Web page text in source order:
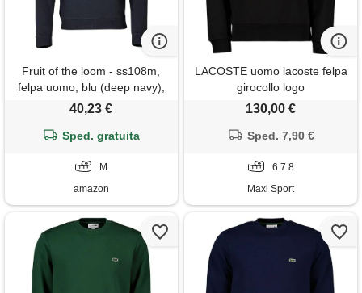
Fruit of the loom - ss108m,
felpa uomo, blu (deep navy),
medium
40,23 €
Sped. gratuita
M
amazon
LACOSTE uomo lacoste felpa
girocollo logo
130,00 €
Sped. 7,90 €
6 7 8
Maxi Sport